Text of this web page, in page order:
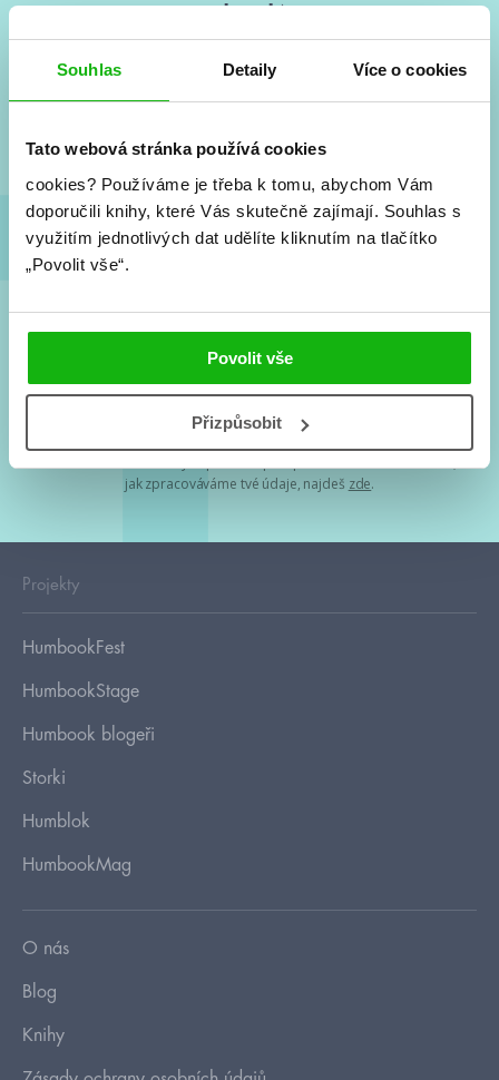
Souhlas Detaily Více o cookies
Tato webová stránka používá cookies
cookies? Používáme je třeba k tomu, abychom Vám
doporučili knihy, které Vás skutečně zajímají. Souhlas s
využitím jednotlivých dat udělíte kliknutím na tlačítko
„Povolit vše“.
Povolit vše
Přizpůsobit
Vše kolem #youngadult každý měsíc rovnou do mailu!
a seriálové adaptace a další.
Souhlasím spodmínkami zpracování osobních údajů
Tvá e-mailová adresa je u nás v bezpečí. Přečti si
jak zpracováváme tvé údaje, najdeš zde.
Projekty
HumbookFest
HumbookStage
Humbook blogeři
Storki
Humblok
HumbookMag
O nás
Blog
Knihy